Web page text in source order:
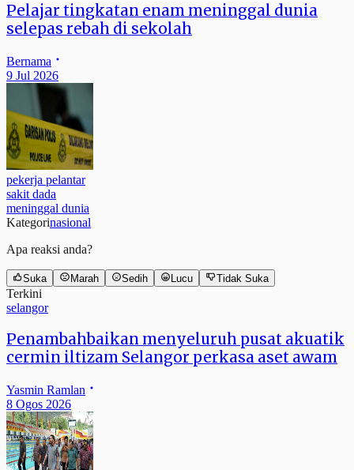
Pelajar tingkatan enam meninggal dunia
selepas rebah di sekolah
Bernama
9 Jul 2026
pekerja pelantar
sakit dada
meninggal dunia
Kategorinasional
Apa reaksi anda?
Suka Marah Sedih Lucu Tidak Suka
Terkini
selangor
Penambahbaikan menyeluruh pusat akuatik
cermin iltizam Selangor perkasa aset awam
Yasmin Ramlan
8 Ogos 2026